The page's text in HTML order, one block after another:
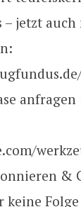
– jetzt
anfragen
&
Folge